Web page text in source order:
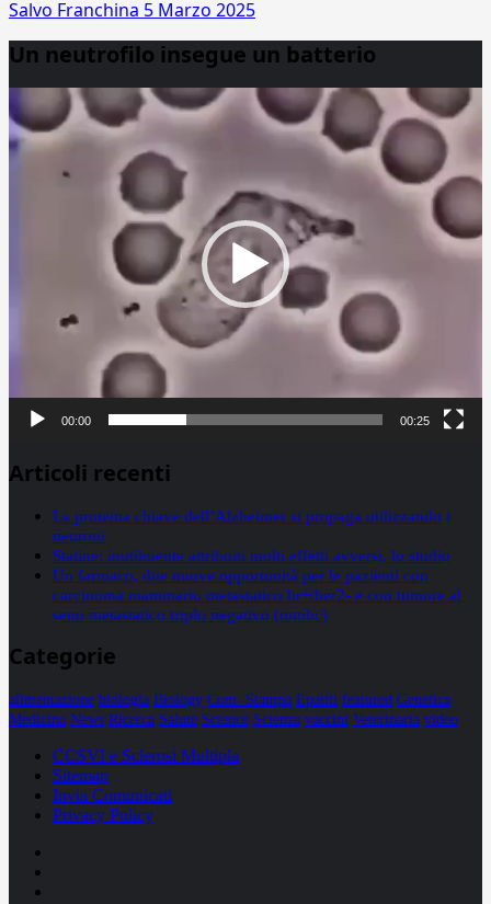
Salvo Franchina 5 Marzo 2025
Un neutrofilo insegue un batterio
Player
00:00 00:25
Articoli recenti
La proteina chiave dell’Alzheimer si propaga utilizzando i
neuroni
Statine: inutilmente attribuiti molti effetti avversi, lo studio
Un farmaco, due nuove opportunità per le pazienti con
carcinoma mammario metastatico hr+/her2- e con tumore al
seno metastatico triplo negativo (mtnbc)
Categorie
alimentazione biologia Biology Com. Stampa Epatiti featured Genetica
Medicina News Ricerca Salute Science Scienza vaccini Veterinaria video
CCSVI e Sclerosi Multipla
Sitemap
Invia Comunicati
Privacy Policy